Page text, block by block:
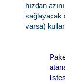
hızdan
sağlayacak
varsa)